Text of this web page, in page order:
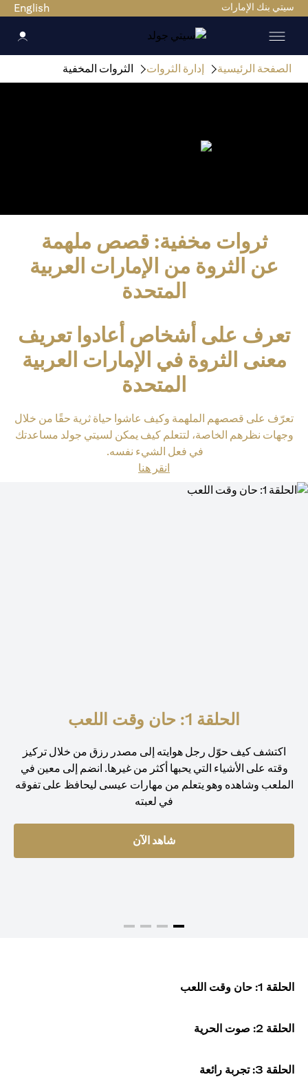
سيتي بنك الإمارات English
الصفحة الرئيسية إدارة الثروات الثروات المخفية
ثروات مخفية: قصص ملهمة
عن الثروة من الإمارات العربية
المتحدة
تعرف على أشخاص أعادوا تعريف
معنى الثروة في الإمارات العربية
المتحدة
تعرّف على قصصهم الملهمة وكيف عاشوا حياة ثرية حقًا من خلال
وجهات نظرهم الخاصة، لتتعلم كيف يمكن لسيتي جولد مساعدتك
في فعل الشيء نفسه.
انقر هنا
الحلقة 1: حان وقت اللعب
اكتشف كيف حوّل رجل هوايته إلى مصدر رزق من خلال تركيز
وقته على الأشياء التي يحبها أكثر من غيرها. انضم إلى معين في
الملعب وشاهده وهو يتعلم من مهارات عيسى ليحافظ على تفوقه
في لعبته
شاهد الآن
الحلقة 1: حان وقت اللعب
الحلقة 2: صوت الحرية
الحلقة 3: تجربة رائعة